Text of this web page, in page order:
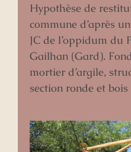
Hypothèse de
commune d’après
JC de l’oppidum du
Gailhan (Gard).
mortier d’argile,
section ronde et